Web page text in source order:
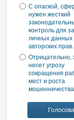
С опаской,
нужен жесткий
контроль для
личных данных
авторских прав.
Отрицательно,
несет угрозу
сокращения
мест и роста